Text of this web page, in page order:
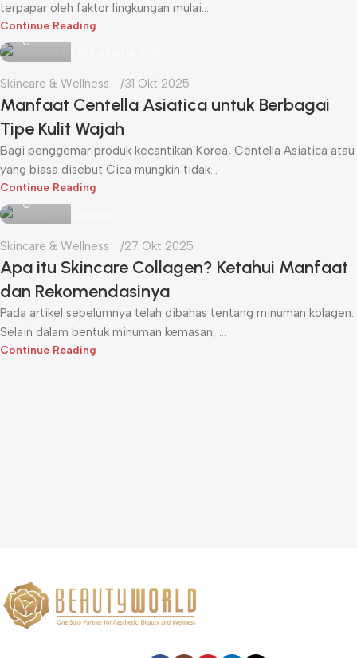
terpapar oleh faktor lingkungan mulai...
Continue Reading
Icha
Skincare & Wellness 31 Okt 2025
Manfaat Centella Asiatica untuk Berbagai
Tipe Kulit Wajah
Bagi penggemar produk kecantikan Korea, Centella Asiatica atau
yang biasa disebut Cica mungkin tidak...
Continue Reading
Icha
Skincare & Wellness 27 Okt 2025
Apa itu Skincare Collagen? Ketahui Manfaat
dan Rekomendasinya
Pada artikel sebelumnya telah dibahas tentang minuman kolagen.
Selain dalam bentuk minuman kemasan, ...
Continue Reading